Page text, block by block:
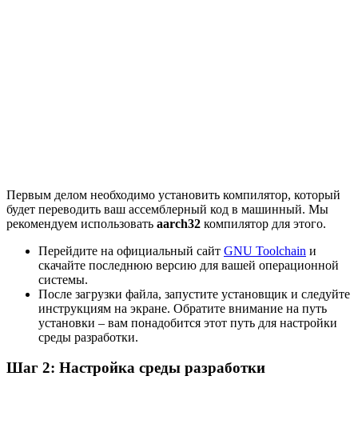
Первым делом необходимо установить компилятор, который
будет переводить ваш ассемблерный код в машинный. Мы
рекомендуем использовать aarch32 компилятор для этого.
Перейдите на официальный сайт GNU Toolchain и
скачайте последнюю версию для вашей операционной
системы.
После загрузки файла, запустите установщик и следуйте
инструкциям на экране. Обратите внимание на путь
установки – вам понадобится этот путь для настройки
среды разработки.
Шаг 2: Настройка среды разработки